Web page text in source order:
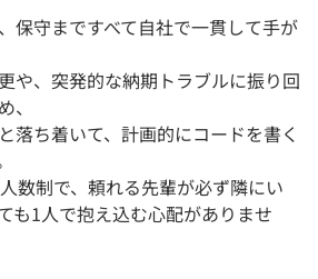
保守まですべて自社で一貫して手が
や、突発的な納期トラブルに振り回
、
落ち着いて、計画的にコードを書く
数制で、頼れる先輩が必ず隣にい
も1人で抱え込む心配がありませ